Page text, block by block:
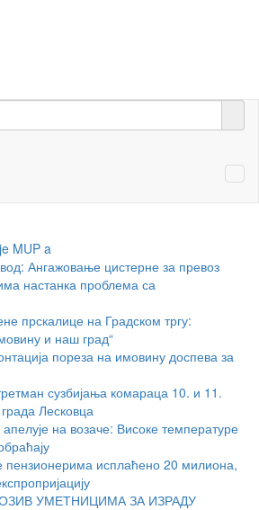
MUP a
Ангажовање цистерне за превоз
настанка проблема са
прскалице на Градском тргу:
и наш град“
пореза на имовину доспева за
сузбијања комараца 10. и 11.
Лесковца
на возаче: Високе температуре
пензионерима исплаћено 20 милиона,
УМЕТНИЦИМА ЗА ИЗРАДУ